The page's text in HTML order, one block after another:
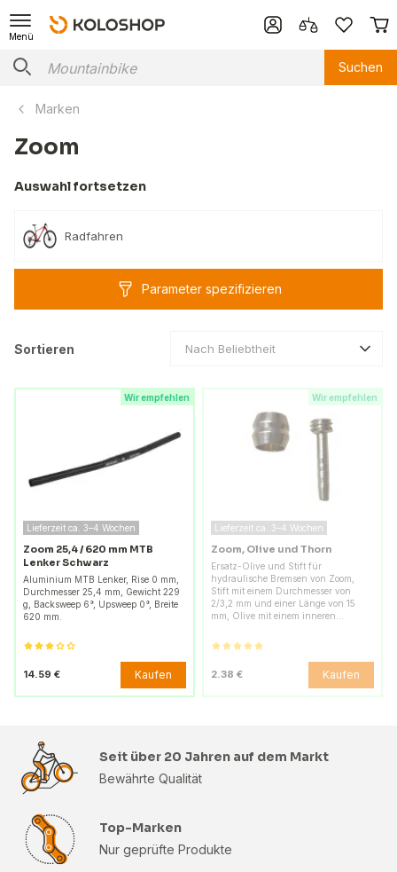
Menü
Suchen
Marken
Zoom
Auswahl fortsetzen
Radfahren
Parameter spezifizieren
Sortieren Nach Beliebtheit
Wir empfehlen
Lieferzeit ca. 3–4 Wochen
Zoom 25,4 / 620 mm MTB
Lenker Schwarz
Aluminium MTB Lenker, Rise 0 mm,
Durchmesser 25,4 mm, Gewicht 229
g, Backsweep 6°, Upsweep 0°, Breite
620 mm.
14.59 € Kaufen
Wir empfehlen
Lieferzeit ca. 3–4 Wochen
Zoom, Olive und Thorn
Ersatz-Olive und Stift für
hydraulische Bremsen von Zoom,
Stift mit einem Durchmesser von
2/3,2 mm und einer Länge von 15
mm, Olive mit einem inneren…
2.38 € Kaufen
Seit über 20 Jahren auf dem Markt
Bewährte Qualität
Top-Marken
Nur geprüfte Produkte